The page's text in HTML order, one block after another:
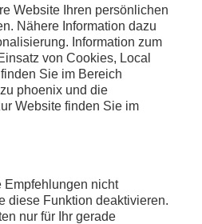
wurde nicht gefunden
Inhalte sind unter der
oder auch nicht mehr
haben Sie einen
altes Lesezeichen
Homepage, um sich über
zu informieren.
Website Ihren persönlichen
Nähere Information dazu
Information zum
von Cookies, Local
Sie im Bereich
phoenix und die
Website finden Sie im
nicht
diese Funktion deaktivieren.
nur für Ihr gerade